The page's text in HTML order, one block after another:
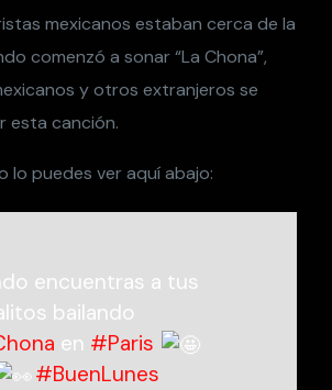
mexicanos estaban cerca de la
comenzó a sonar “La Chona”,
y otros extranjeros se
esta canción.
lo puedes ver aquí abajo:
encuentras a tus
bailando
en #Paris
#BuenLunes